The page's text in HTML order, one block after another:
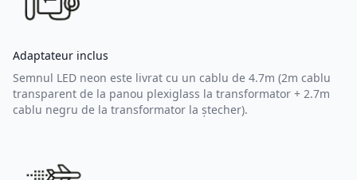
Adaptateur inclus
Semnul LED neon este livrat cu un cablu de 4.7m (2m cablu
transparent de la panou plexiglass la transformator + 2.7m
cablu negru de la transformator la ștecher).